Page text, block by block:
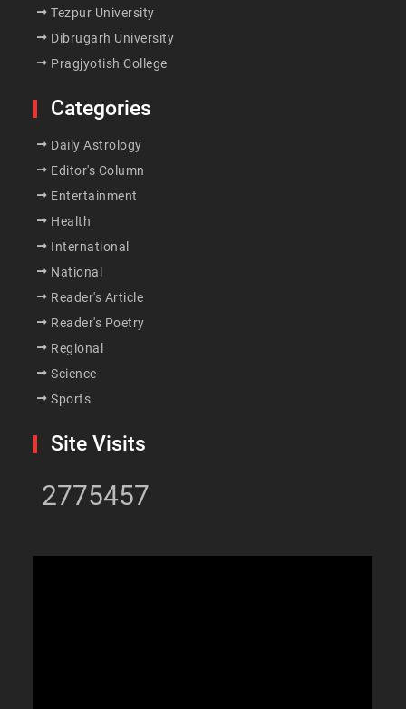
Tezpur University
Dibrugarh University
Pragjyotish College
Categories
Daily Astrology
Editor's Column
Entertainment
Health
International
National
Reader's Article
Reader's Poetry
Regional
Science
Sports
Site Visits
2775457